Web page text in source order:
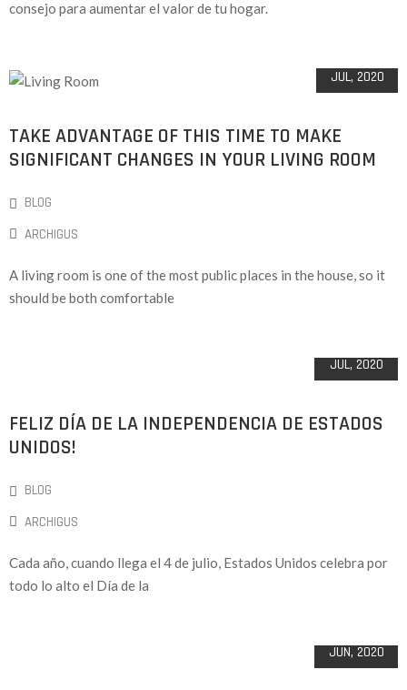
consejo para aumentar el valor de tu hogar.
JUL, 2020
TAKE ADVANTAGE OF THIS TIME TO MAKE
SIGNIFICANT CHANGES IN YOUR LIVING ROOM
BLOG
ARCHIGUS
A living room is one of the most public places in the house, so it
should be both comfortable
JUL, 2020
FELIZ DÍA DE LA INDEPENDENCIA DE ESTADOS
UNIDOS!
BLOG
ARCHIGUS
Cada año, cuando llega el 4 de julio, Estados Unidos celebra por
todo lo alto el Día de la
JUN, 2020